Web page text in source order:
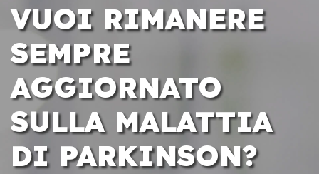
VUOI RIMANERE
SEMPRE
AGGIORNATO
SULLA MALATTIA
DI PARKINSON?